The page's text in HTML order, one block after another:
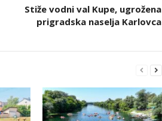
Stiže vodni val Kupe, ugrožena
prigradska naselja Karlovca